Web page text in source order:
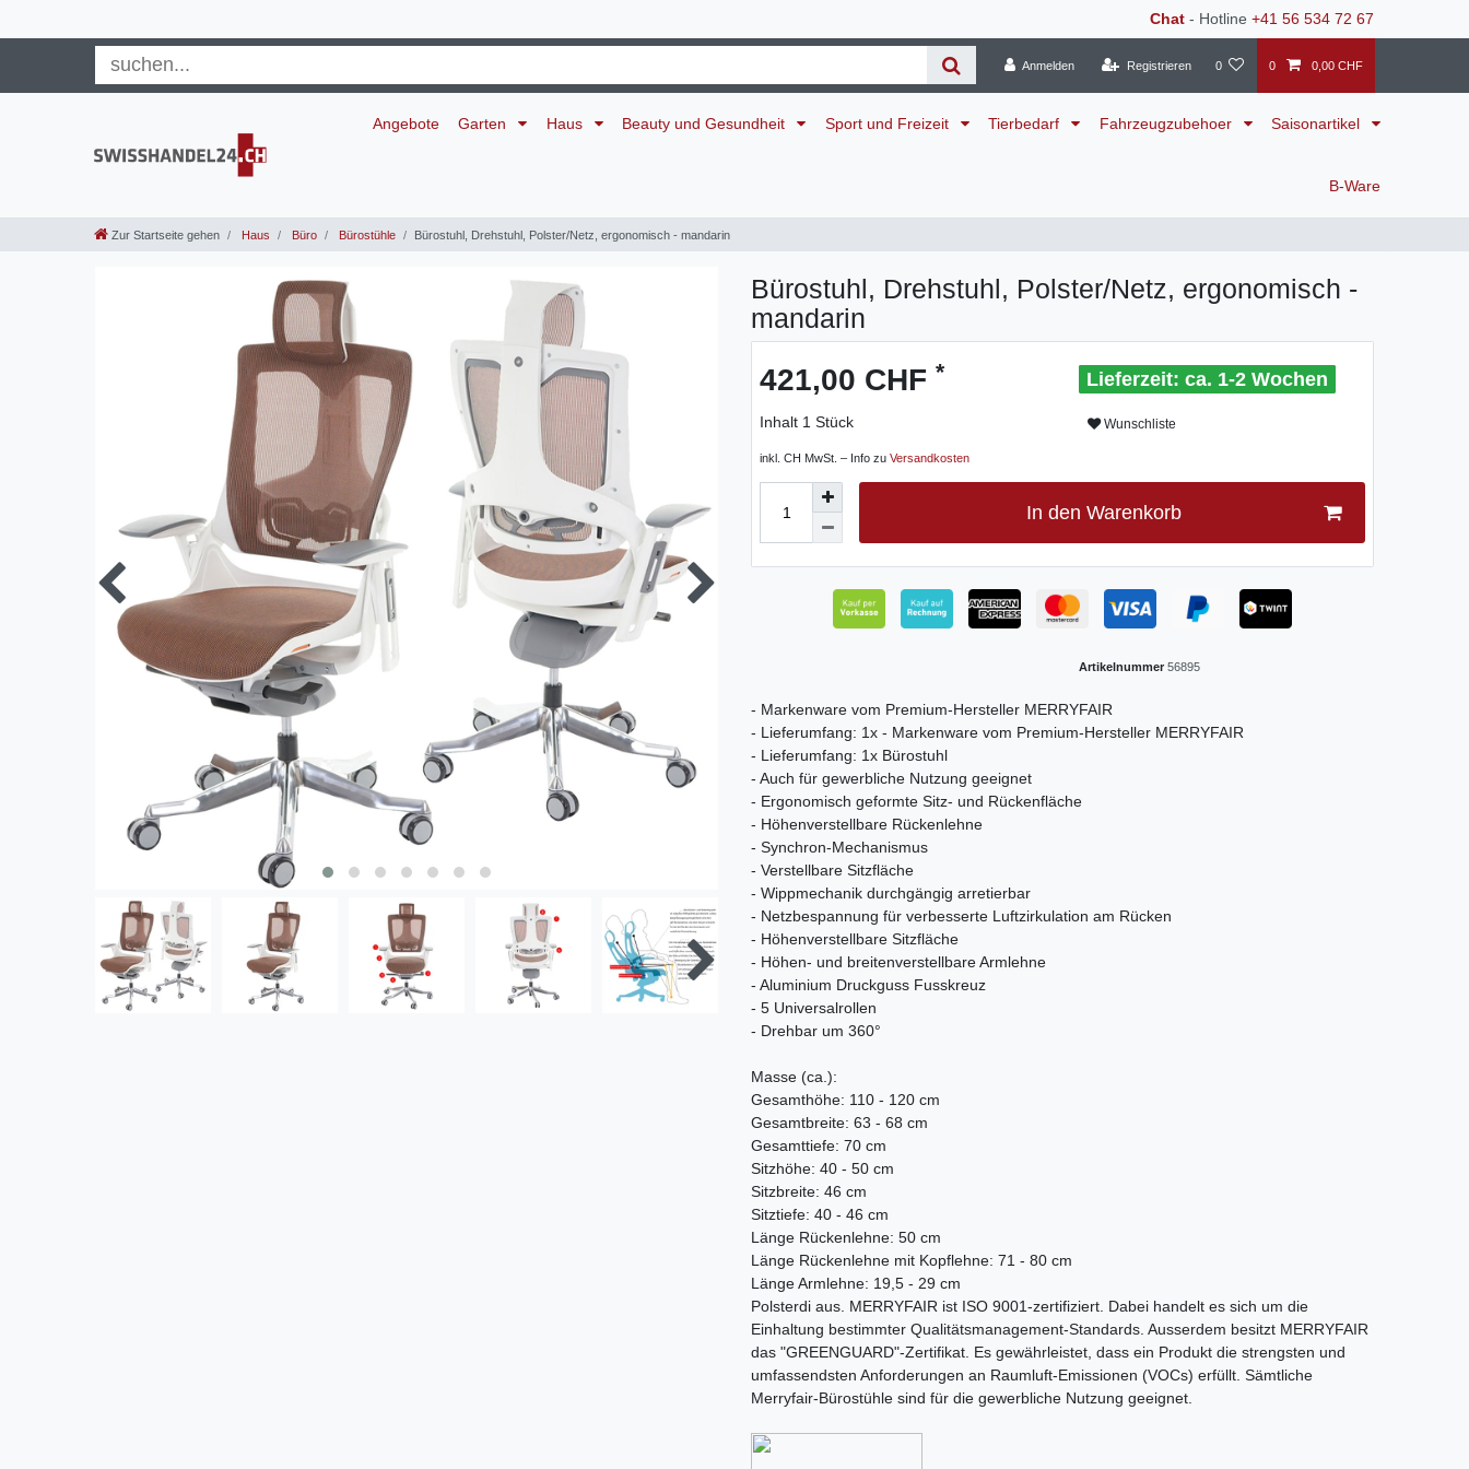
Chat - Hotline +41 56 534 72 67
Anmelden Registrieren 0 0 0,00 CHF
Angebote Garten Haus Beauty und Gesundheit Sport und Freizeit Tierbedarf Fahrzeugzubehoer Saisonartikel
B-Ware
Zur Startseite gehen Haus Büro Bürostühle Bürostuhl, Drehstuhl, Polster/Netz, ergonomisch - mandarin
Bürostuhl, Drehstuhl, Polster/Netz, ergonomisch -
mandarin
421,00 CHF *
Inhalt 1 Stück
inkl. CH MwSt. – Info zu Versandkosten
ca. 1-2 Wochen
Wunschliste
In den Warenkorb
Artikelnummer 56895
- Markenware vom Premium-Hersteller MERRYFAIR
- Lieferumfang: 1x - Markenware vom Premium-Hersteller MERRYFAIR
- Lieferumfang: 1x Bürostuhl
- Auch für gewerbliche Nutzung geeignet
- Ergonomisch geformte Sitz- und Rückenfläche
- Höhenverstellbare Rückenlehne
- Synchron-Mechanismus
- Verstellbare Sitzfläche
- Wippmechanik durchgängig arretierbar
- Netzbespannung für verbesserte Luftzirkulation am Rücken
- Höhenverstellbare Sitzfläche
- Höhen- und breitenverstellbare Armlehne
- Aluminium Druckguss Fusskreuz
- 5 Universalrollen
- Drehbar um 360°
Masse (ca.):
Gesamthöhe: 110 - 120 cm
Gesamtbreite: 63 - 68 cm
Gesamttiefe: 70 cm
Sitzhöhe: 40 - 50 cm
Sitzbreite: 46 cm
Sitztiefe: 40 - 46 cm
Länge Rückenlehne: 50 cm
Länge Rückenlehne mit Kopflehne: 71 - 80 cm
Länge Armlehne: 19,5 - 29 cm
Polsterdi aus. MERRYFAIR ist ISO 9001-zertifiziert. Dabei handelt es sich um die
Einhaltung bestimmter Qualitätsmanagement-Standards. Ausserdem besitzt MERRYFAIR
das "GREENGUARD"-Zertifikat. Es gewährleistet, dass ein Produkt die strengsten und
umfassendsten Anforderungen an Raumluft-Emissionen (VOCs) erfüllt. Sämtliche
Merryfair-Bürostühle sind für die gewerbliche Nutzung geeignet.